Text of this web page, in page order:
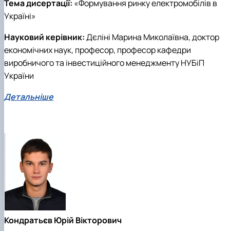
Тема дисертації: «Формування ринку електромобілів в
Україні»
Науковий керівник:Дєліні Марина Миколаївна, доктор
економічних наук, професор, професор кафедри
виробничого та інвестиційного менеджменту НУБіП
України
Детальніше
Кондратьєв Юрій Вікторович